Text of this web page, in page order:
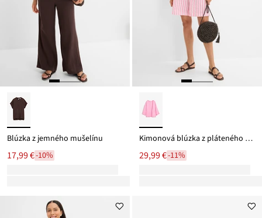
Blúzka z jemného mušelínu
17,99 €-10%
Kimonová blúzka z pláteného mixu
29,99 €-11%